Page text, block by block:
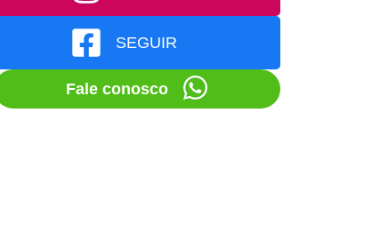
SEGUIR
Fale conosco